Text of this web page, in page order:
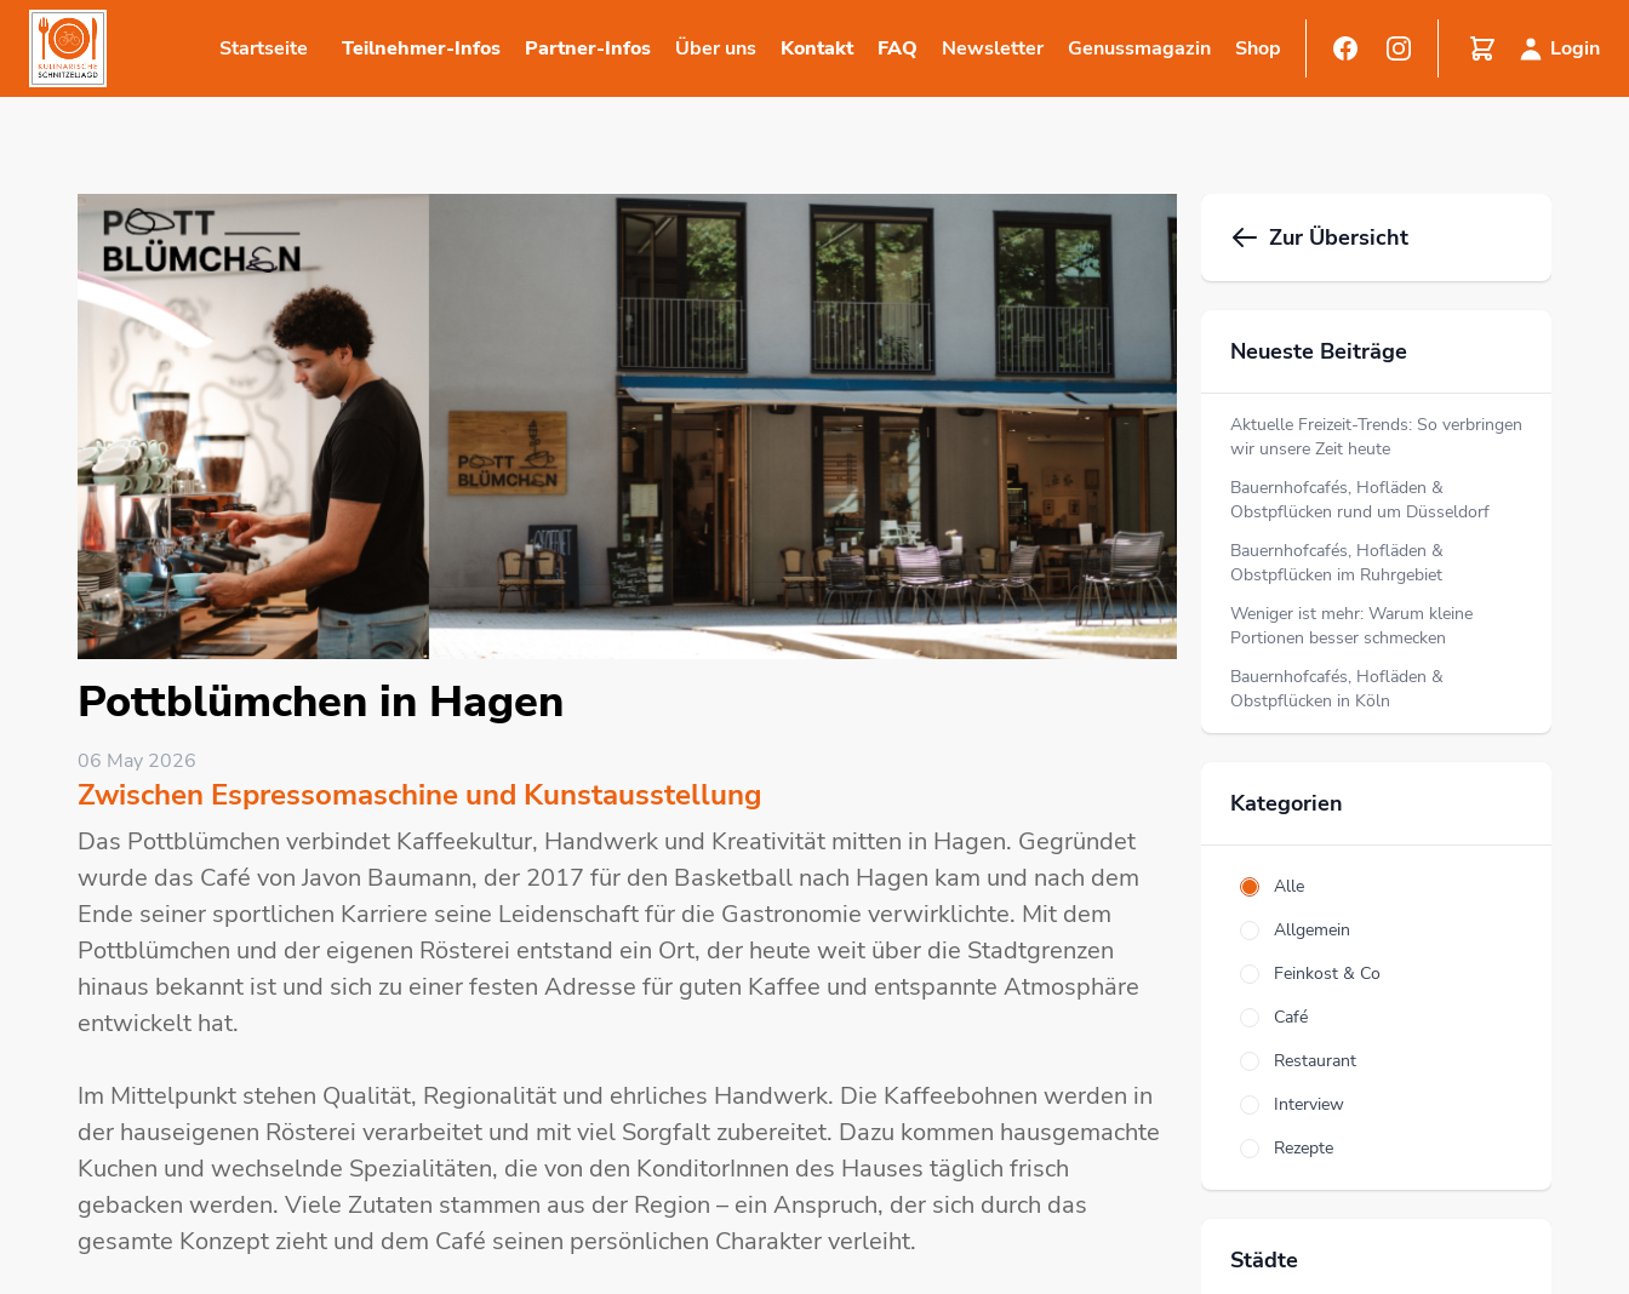
Startseite Teilnehmer-Infos Partner-Infos Über uns Kontakt FAQ Newsletter Genussmagazin Shop Login
Pottblümchen in Hagen
06 May 2026
Zwischen Espressomaschine und Kunstausstellung
Das Pottblümchen verbindet Kaffeekultur, Handwerk und Kreativität mitten in Hagen. Gegründet
wurde das Café von Javon Baumann, der 2017 für den Basketball nach Hagen kam und nach dem
Ende seiner sportlichen Karriere seine Leidenschaft für die Gastronomie verwirklichte. Mit dem
Pottblümchen und der eigenen Rösterei entstand ein Ort, der heute weit über die Stadtgrenzen
hinaus bekannt ist und sich zu einer festen Adresse für guten Kaffee und entspannte Atmosphäre
entwickelt hat.
Im Mittelpunkt stehen Qualität, Regionalität und ehrliches Handwerk. Die Kaffeebohnen werden in
der hauseigenen Rösterei verarbeitet und mit viel Sorgfalt zubereitet. Dazu kommen hausgemachte
Kuchen und wechselnde Spezialitäten, die von den KonditorInnen des Hauses täglich frisch
gebacken werden. Viele Zutaten stammen aus der Region – ein Anspruch, der sich durch das
gesamte Konzept zieht und dem Café seinen persönlichen Charakter verleiht.
Zur Übersicht
Neueste Beiträge
Aktuelle Freizeit-Trends: So verbringen
wir unsere Zeit heute
Bauernhofcafés, Hofläden &
Obstpflücken rund um Düsseldorf
Bauernhofcafés, Hofläden &
Obstpflücken im Ruhrgebiet
Weniger ist mehr: Warum kleine
Portionen besser schmecken
Bauernhofcafés, Hofläden &
Obstpflücken in Köln
Kategorien
Alle
Allgemein
Feinkost & Co
Café
Restaurant
Interview
Rezepte
Städte